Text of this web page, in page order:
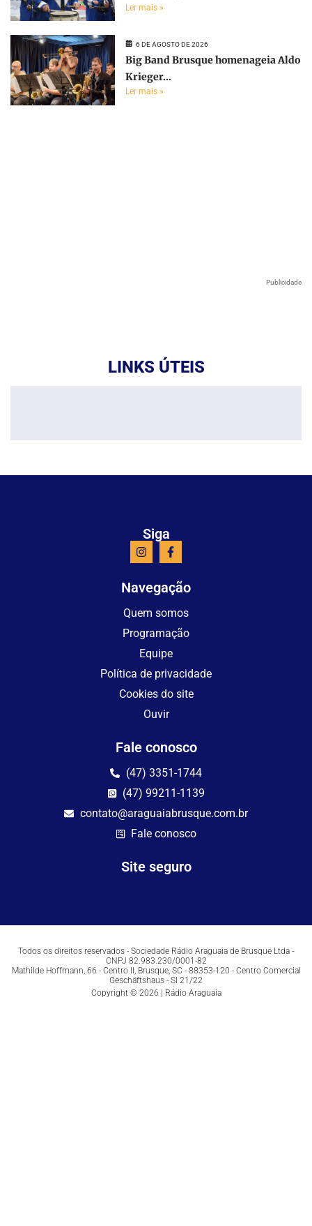
Ler mais »
6 DE AGOSTO DE 2026
Big Band Brusque homenageia Aldo
Krieger...
Ler mais »
Publicidade
LINKS ÚTEIS
Siga
Navegação
Quem somos
Programação
Equipe
Política de privacidade
Cookies do site
Ouvir
Fale conosco
(47) 3351-1744
(47) 99211-1139
contato@araguaiabrusque.com.br
Fale conosco
Site seguro
Todos os direitos reservados - Sociedade Rádio Araguaia de Brusque Ltda -
CNPJ 82.983.230/0001-82
Mathilde Hoffmann, 66 - Centro II, Brusque, SC - 88353-120 - Centro Comercial
Geschäftshaus - Sl 21/22
Copyright © 2026 | Rádio Araguaia